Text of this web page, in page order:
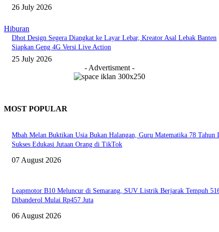
26 July 2026
Hiburan
Dhot Design Segera Diangkat ke Layar Lebar, Kreator Asal Lebak Banten
Siapkan Geng 4G Versi Live Action
25 July 2026
- Advertisment -
MOST POPULAR
Mbah Melan Buktikan Usia Bukan Halangan, Guru Matematika 78 Tahun
Sukses Edukasi Jutaan Orang di TikTok
07 August 2026
Leapmotor B10 Meluncur di Semarang, SUV Listrik Berjarak Tempuh
Dibanderol Mulai Rp457 Juta
06 August 2026